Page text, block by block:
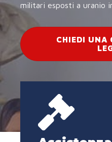
militari esposti a uranio
CHIEDI UNA